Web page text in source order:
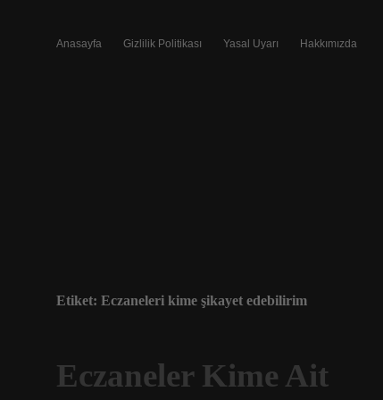
Anasayfa Gizlilik Politikası Yasal Uyarı Hakkımızda
Etiket: Eczaneleri kime şikayet edebilirim
Eczaneler Kime Ait